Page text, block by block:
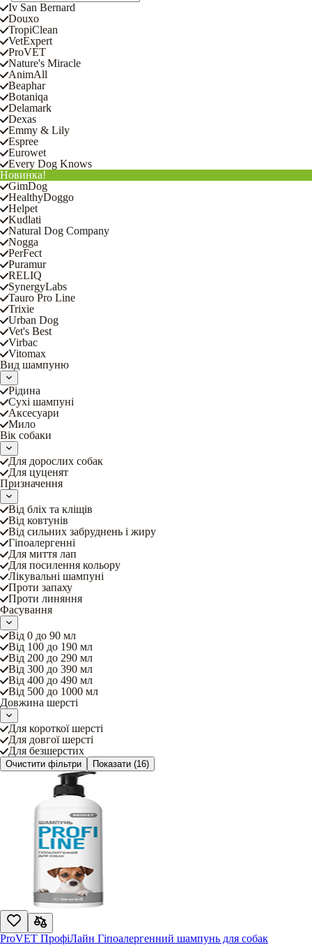
Iv San Bernard
Douxo
TropiClean
VetExpert
ProVET
Nature's Miracle
AnimAll
Beaphar
Botaniqa
Delamark
Dexas
Emmy & Lily
Espree
Eurowet
Every Dog Knows
Новинка!
GimDog
HealthyDoggo
Helpet
Kudlati
Natural Dog Company
Nogga
PerFect
Puramur
RELIQ
SynergyLabs
Tauro Pro Line
Trixie
Urban Dog
Vet's Best
Virbac
Vitomax
Вид шампуню
Рідина
Сухі шампуні
Аксесуари
Мило
Вік собаки
Для дорослих собак
Для цуценят
Призначення
Від бліх та кліщів
Від ковтунів
Від сильних забруднень і жиру
Гіпоалергенні
Для миття лап
Для посилення кольору
Лікувальні шампуні
Проти запаху
Проти линяння
Фасування
Від 0 до 90 мл
Від 100 до 190 мл
Від 200 до 290 мл
Від 300 до 390 мл
Від 400 до 490 мл
Від 500 до 1000 мл
Довжина шерсті
Для короткої шерсті
Для довгої шерсті
Для безшерстих
Очистити фільтри Показати (16)
ProVET ПрофіЛайн Гіпоалергенний шампунь для собак